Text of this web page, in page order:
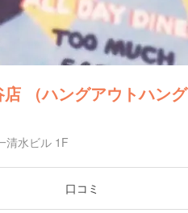
（ハングアウトハング
清水ビル 1F
口コミ